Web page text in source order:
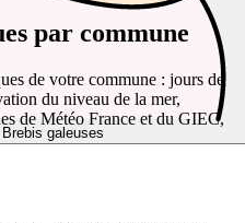
Brebis galeuses
par commune
de votre commune : jours de
du niveau de la mer,
de Météo France et du GIEC,